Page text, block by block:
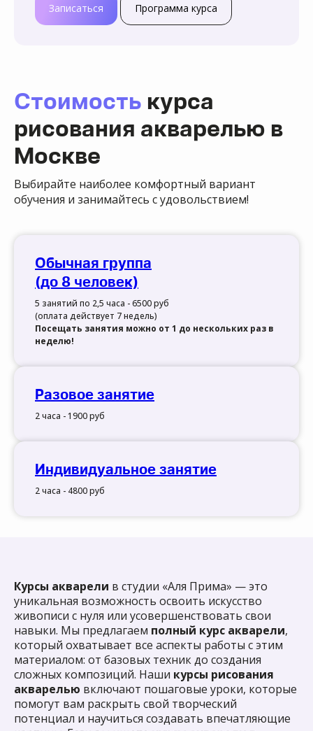
Записаться Программа курса
Стоимость курса
рисования акварелью в
Москве
Выбирайте наиболее комфортный вариант
обучения и занимайтесь с удовольствием!
Обычная группа
(до 8 человек)
5 занятий по 2,5 часа - 6500 руб
(оплата действует 7 недель)
Посещать занятия можно от 1 до нескольких раз в
неделю!
Разовое занятие
2 часа - 1900 руб
Индивидуальное занятие
2 часа - 4800 руб
Курсы акварели в студии «Аля Прима» — это
уникальная возможность освоить искусство
живописи с нуля или усовершенствовать свои
навыки. Мы предлагаем полный курс акварели,
который охватывает все аспекты работы с этим
материалом: от базовых техник до создания
сложных композиций. Наши курсы рисования
акварелью включают пошаговые уроки, которые
помогут вам раскрыть свой творческий
потенциал и научиться создавать впечатляющие